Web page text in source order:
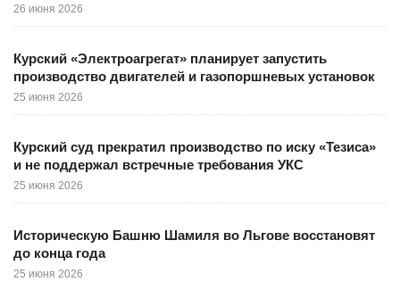
26 июня 2026
Курский «Электроагрегат» планирует запустить
производство двигателей и газопоршневых установок
25 июня 2026
Курский суд прекратил производство по иску «Тезиса»
и не поддержал встречные требования УКС
25 июня 2026
Историческую Башню Шамиля во Льгове восстановят
до конца года
25 июня 2026